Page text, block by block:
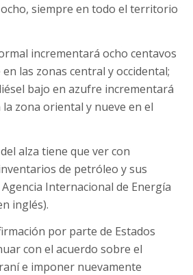
siempre en todo el territorio
incrementará ocho centavos
las zonas central y occidental;
bajo en azufre incrementará
zona oriental y nueve en el
alza tiene que ver con
de petróleo y sus
Internacional de Energía
inglés).
por parte de Estados
con el acuerdo sobre el
e imponer nuevamente